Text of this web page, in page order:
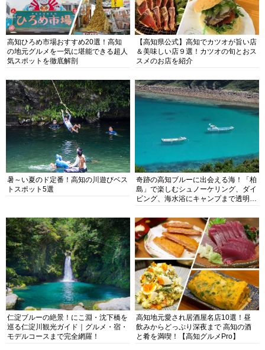
高知ひろめ市場おすすめ20選！高知
の地元グルメを一気に堪能できる超人
気スポットを徹底解剖
【高知県公式】高知でカツオが旨い店
＆美味しい店９選！カツオの旬とおス
スメのお店を紹介
暑～い夏のド定番！高知の川遊びベス
トスポット5選
奇跡の高知ブルーに出会える海！「柏
島」で楽しむシュノーケリング、ダイ
ビング、海水浴にキャンプまで透明度
仁淀ブルーの絶景！にこ淵・沈下橋を
巡る仁淀川観光ガイド｜グルメ・宿・
モデルコースまで完全網羅！
高知地元愛され居酒屋名店10選！昼
飲みからどっぷり深夜まで 高知の酒
と肴を満喫！【高知グルメPro】